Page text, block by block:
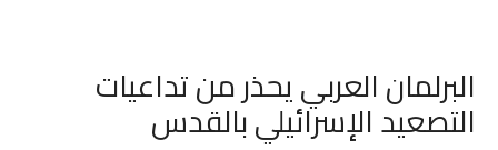
البرلمان العربي يحذر من تداعيات
التصعيد الإسرائيلي بالقدس